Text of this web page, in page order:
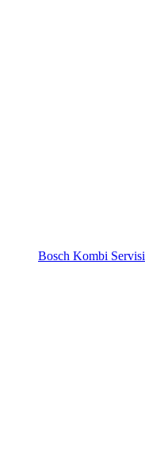
Bosch Kombi Servisi